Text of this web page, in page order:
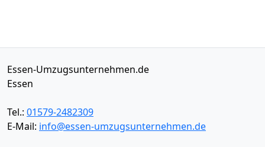
Essen-Umzugsunternehmen.de
Essen
Tel.: 01579-2482309
E-Mail: info@essen-umzugsunternehmen.de